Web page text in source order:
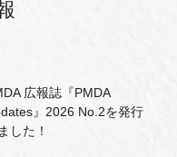
広報誌『PMDA
』2026 No.2を発行
した！